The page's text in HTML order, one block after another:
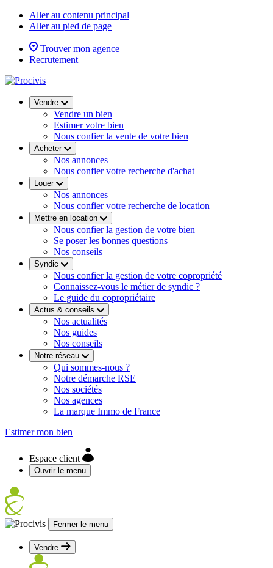
Aller au contenu principal
Aller au pied de page
Trouver mon agence
Recrutement
Vendre
Vendre un bien
Estimer votre bien
Nous confier la vente de votre bien
Acheter
Nos annonces
Nous confier votre recherche d'achat
Louer
Nos annonces
Nous confier votre recherche de location
Mettre en location
Nous confier la gestion de votre bien
Se poser les bonnes questions
Nos conseils
Syndic
Nous confier la gestion de votre copropriété
Connaissez-vous le métier de syndic ?
Le guide du copropriétaire
Actus & conseils
Nos actualités
Nos guides
Nos conseils
Notre réseau
Qui sommes-nous ?
Notre démarche RSE
Nos sociétés
Nos agences
La marque Immo de France
Estimer mon bien
Espace client
Ouvrir le menu
Fermer le menu
Vendre